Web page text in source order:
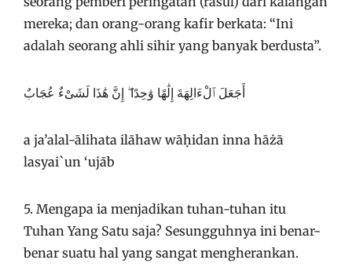
mereka; dan orang-orang kafir berkata: “Ini
adalah seorang ahli sihir yang banyak berdusta”.
أَجَعَلَ ٱلْءَالِهَةَ إِلَٰهًا وَٰحِدًا ۖ إِنَّ هَٰذَا لَشَىْءٌ عُجَابٌ
a ja’alal-ālihata ilāhaw wāḥidan inna hāżā
lasyai`un ‘ujāb
5. Mengapa ia menjadikan tuhan-tuhan itu
Tuhan Yang Satu saja? Sesungguhnya ini benar-
benar suatu hal yang sangat mengherankan.